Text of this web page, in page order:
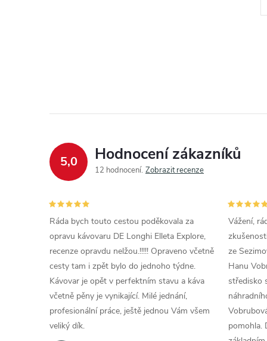
5,0 Hodnocení zákazníků
12 hodnocení Zobrazit recenze
Ráda bych touto cestou poděkovala za
opravu kávovaru DE Longhi Elleta Explore,
recenze opravdu nelžou.!!!!! Opraveno včetně
cesty tam i zpět bylo do jednoho týdne.
Kávovar je opět v perfektním stavu a káva
včetně pěny je vynikající. Milé jednání,
profesionální práce, ještě jednou Vám všem
veliký dík.
Vážení,
ze
Hanu
středisko
pomohla.